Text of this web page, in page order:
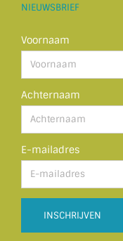
NIEUWSBRIEF
Voornaam
Achternaam
E-mailadres